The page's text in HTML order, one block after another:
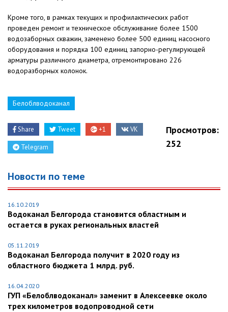
Кроме того, в рамках текущих и профилактических работ
проведен ремонт и техническое обслуживание более 1500
водозаборных скважин, заменено более 500 единиц насосного
оборудования и порядка 100 единиц запорно-регулирующей
арматуры различного диаметра, отремонтировано 226
водоразборных колонок.
Белоблводоканал
Share Tweet +1 VK
Telegram
Просмотров:
252
Новости по теме
16.10.2019
Водоканал Белгорода становится областным и
остается в руках региональных властей
05.11.2019
Водоканал Белгорода получит в 2020 году из
областного бюджета 1 млрд. руб.
16.04.2020
ГУП «Белоблводоканал» заменит в Алексеевке около
трех километров водопроводной сети